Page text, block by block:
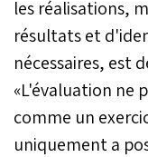
les réalisations,
résultats et
nécessaires, est
«L'évaluation ne
comme un
uniquement a